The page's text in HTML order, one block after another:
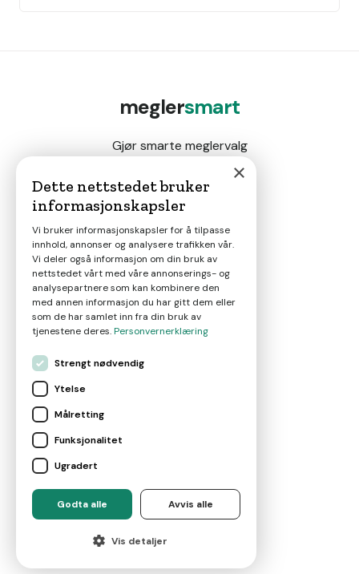
meglersmart
Gjør smarte meglervalg
Magasin
Nyheter
Om oss
For eiendomsmeglere
© 2026Marketplace AS
×
Dette nettstedet bruker
informasjonskapsler
Vi bruker informasjonskapsler for å tilpasse
innhold, annonser og analysere trafikken vår.
Vi deler også informasjon om din bruk av
nettstedet vårt med våre annonserings- og
analysepartnere som kan kombinere den
med annen informasjon du har gitt dem eller
som de har samlet inn fra din bruk av
tjenestene deres.Personvernerklæring
Strengt nødvendig
Ytelse
Målretting
Funksjonalitet
Ugradert
Godta alle Avvis alle
Vis detaljer